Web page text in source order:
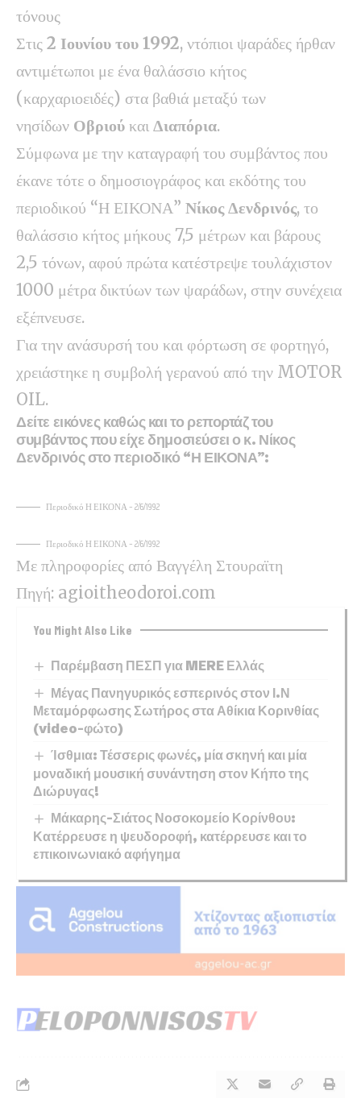
τόνους
Στις 2 Ιουνίου του 1992, ντόπιοι ψαράδες ήρθαν
αντιμέτωποι με ένα θαλάσσιο κήτος
(καρχαριοειδές) στα βαθιά μεταξύ των
νησίδων Οβριού και Διαπόρια.
Σύμφωνα με την καταγραφή του συμβάντος που
έκανε τότε ο δημοσιογράφος και εκδότης του
περιοδικού “Η ΕΙΚΟΝΑ” Νίκος Δενδρινός, το
θαλάσσιο κήτος μήκους 7,5 μέτρων και βάρους
2,5 τόνων, αφού πρώτα κατέστρεψε τουλάχιστον
1000 μέτρα δικτύων των ψαράδων, στην συνέχεια
εξέπνευσε.
Για την ανάσυρσή του και φόρτωση σε φορτηγό,
χρειάστηκε η συμβολή γερανού από την MOTOR
OIL.
Δείτε εικόνες καθώς και το ρεπορτάζ του
συμβάντος που είχε δημοσιεύσει ο κ. Νίκος
Δενδρινός στο περιοδικό “Η ΕΙΚΟΝΑ”:
Περιοδικό Η ΕΙΚΟΝΑ – 2/6/1992
Περιοδικό Η ΕΙΚΟΝΑ – 2/6/1992
Με πληροφορίες από Βαγγέλη Στουραϊτη
Πηγή: agioitheodoroi.com
You Might Also Like
Παρέμβαση ΠΕΣΠ για MERE Ελλάς
Μέγας Πανηγυρικός εσπερινός στον Ι.Ν
Μεταμόρφωσης Σωτήρος στα Αθίκια Κορινθίας
(video-φώτο)
Ίσθμια: Τέσσερις φωνές, μία σκηνή και μία
μοναδική μουσική συνάντηση στον Κήπο της
Διώρυγας!
Μάκαρης-Σιάτος Νοσοκομείο Κορίνθου:
Κατέρρευσε η ψευδοροφή, κατέρρευσε και το
επικοινωνιακό αφήγημα